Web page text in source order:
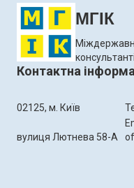
МГІК
Контактна
02125, м. Київ
вулиця Лютнева 58-А